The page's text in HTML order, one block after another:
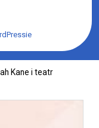
Kane i teatr